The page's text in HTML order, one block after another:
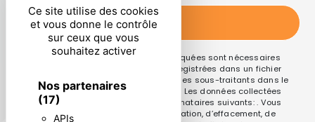
Ce site utilise des cookies
et vous donne le contrôle
sur ceux que vous
souhaitez activer
Nos partenaires
(17)
APIs
ENVOYER
** Les données personnelles communiquées sont nécessaires
aux fins de vous contacter et sont enregistrées dans un fichier
informatisé. Elles sont destinées à et ses sous-traitants dans le
seul but de répondre à votre message. Les données collectées
seront communiquées aux seuls destinataires suivants: . Vous
disposez de droits d’accès, de rectification, d’effacement, de